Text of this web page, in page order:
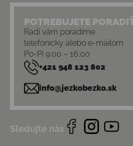
POTREBUJETE
Radi vám poradíme
telefonicky alebo e-mailom
Po-Pi 9:00 – 16:00
+421 948 123 802
info@jezkobezko.sk
Sledujte nás